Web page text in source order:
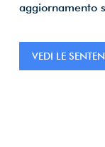
aggiornamento
VEDI LE